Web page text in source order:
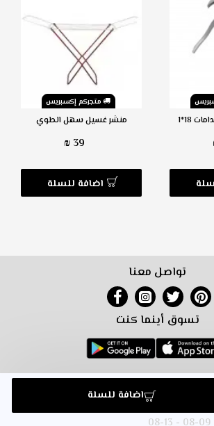
اضافة للسلة
18*1
متجركم إكسبريس
منشر غسيل سهل الطوي
39 ₪
اضافة للسلة
تواصل معنا
تسوق أينما كنت
شروط البيع معنا
© 2024 متجركم. جميع الحقوق محفوظة